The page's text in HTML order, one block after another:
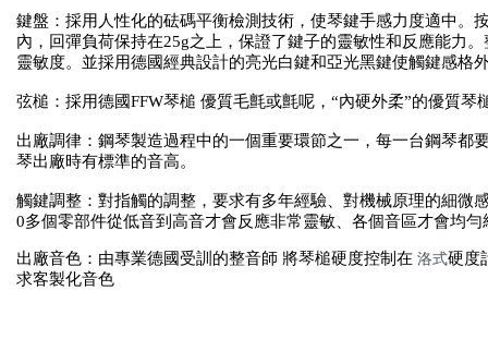
鍵盤：採用人性化的砝碼平衡檢測技術，使琴鍵手感力度適中。
內，回彈負荷保持在25g之上，保證了鍵子的靈敏性和反應能力。
靈敏度。 並採用德國經典設計的亮光白鍵和亞光黑鍵使觸鍵感格
弦槌：採用德國FFW琴槌 優質毛氈或氈呢，“內硬外柔”的優質琴
出廠調律：鋼琴製造過程中的一個重要環節之一，每一台鋼琴都
琴出廠時有標準的音高。
觸鍵調整：對指觸的調整，要求有多年經驗、對機械原理的細微
0多個零部件從低音到高音才會反應非常靈敏、各個音區才會均勻
出廠音色： 由專業德國受訓的整音師 將琴槌硬度控制在 洛式硬度
求客製化音色